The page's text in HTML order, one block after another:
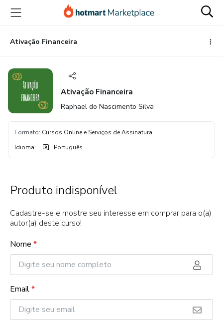
para
conteúdo
principal
para
pagamento
para
rodapé
Ativação Financeira
Ativação Financeira
Raphael do Nascimento Silva
Formato: Cursos Online e Serviços de Assinatura
Idioma: Português
Produto indisponível
Cadastre-se e mostre seu interesse em comprar para o(a)
autor(a) deste curso!
Nome *
Email*